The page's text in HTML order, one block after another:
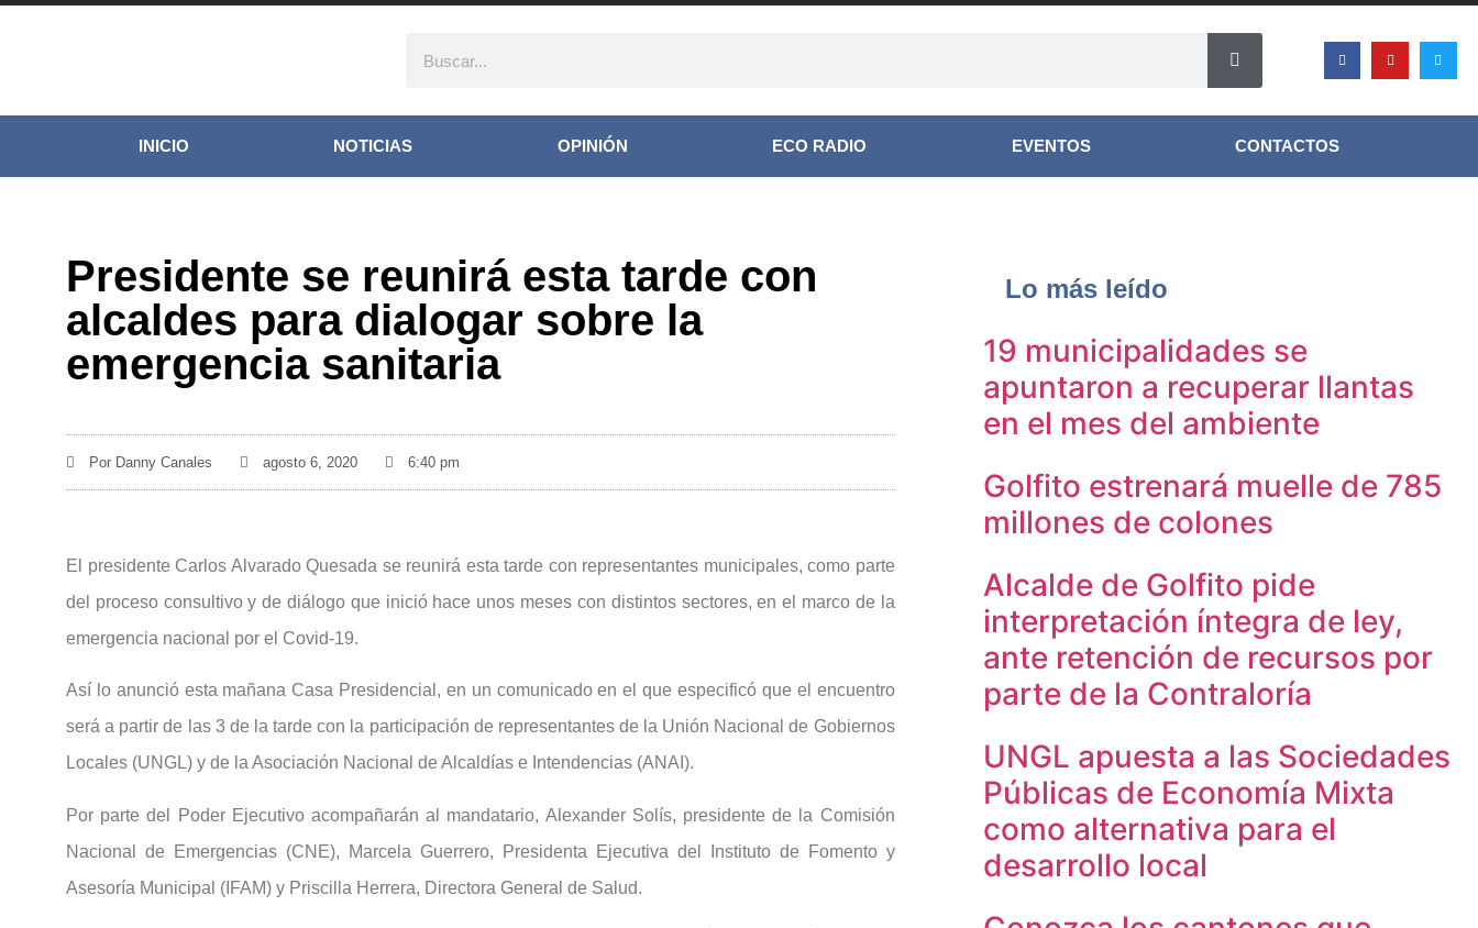
INICIO NOTICIAS OPINIÓN ECO RADIO EVENTOS CONTACTOS
Presidente se reunirá esta tarde con
alcaldes para dialogar sobre la
emergencia sanitaria
Por Danny Canales agosto 6, 2020 6:40 pm
El presidente Carlos Alvarado Quesada se reunirá esta tarde con representantes municipales, como parte
del proceso consultivo y de diálogo que inició hace unos meses con distintos sectores, en el marco de la
emergencia nacional por el Covid-19.
Así lo anunció esta mañana Casa Presidencial, en un comunicado en el que especificó que el encuentro
será a partir de las 3 de la tarde con la participación de representantes de la Unión Nacional de Gobiernos
Locales (UNGL) y de la Asociación Nacional de Alcaldías e Intendencias (ANAI).
Por parte del Poder Ejecutivo acompañarán al mandatario, Alexander Solís, presidente de la Comisión
Nacional de Emergencias (CNE), Marcela Guerrero, Presidenta Ejecutiva del Instituto de Fomento y
Asesoría Municipal (IFAM) y Priscilla Herrera, Directora General de Salud.
Lo más leído
19 municipalidades se
apuntaron a recuperar llantas
en el mes del ambiente
Golfito estrenará muelle de 785
millones de colones
Alcalde de Golfito pide
interpretación íntegra de ley,
ante retención de recursos por
parte de la Contraloría
UNGL apuesta a las Sociedades
Públicas de Economía Mixta
como alternativa para el
desarrollo local